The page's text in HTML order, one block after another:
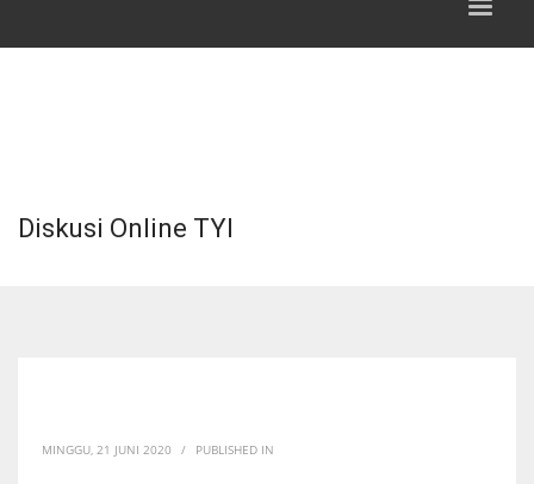
Diskusi Online TYI
MINGGU, 21 JUNI 2020 / PUBLISHED IN